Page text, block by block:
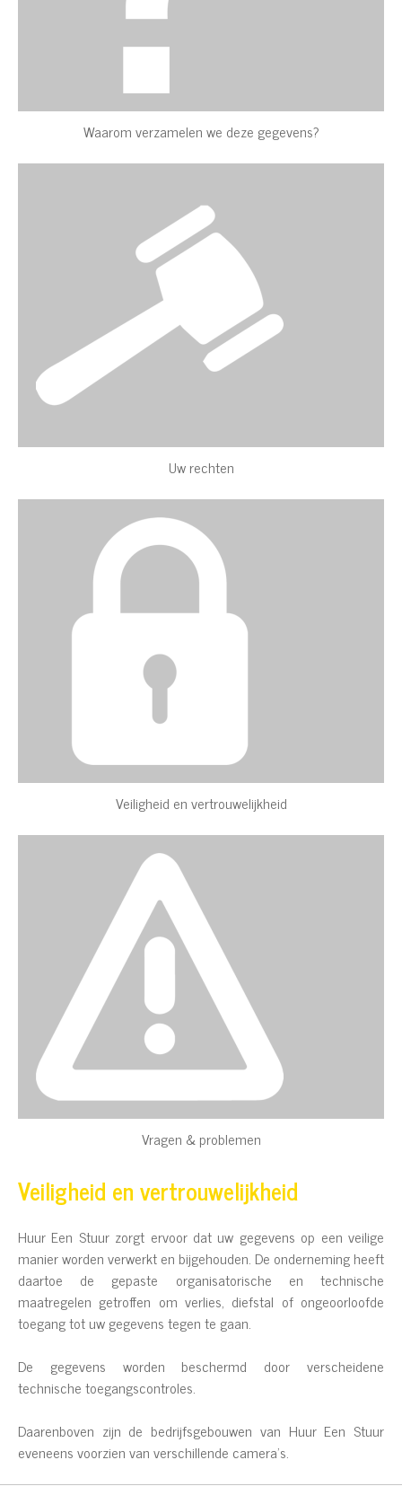
Waarom verzamelen we deze gegevens?
Uw rechten
Veiligheid en vertrouwelijkheid
Vragen & problemen
Veiligheid en vertrouwelijkheid
Huur Een Stuur zorgt ervoor dat uw gegevens op een veilige
manier worden verwerkt en bijgehouden. De onderneming heeft
daartoe de gepaste organisatorische en technische
maatregelen getroffen om verlies, diefstal of ongeoorloofde
toegang tot uw gegevens tegen te gaan.
De gegevens worden beschermd door verscheidene
technische toegangscontroles.
Daarenboven zijn de bedrijfsgebouwen van Huur Een Stuur
eveneens voorzien van verschillende camera’s.